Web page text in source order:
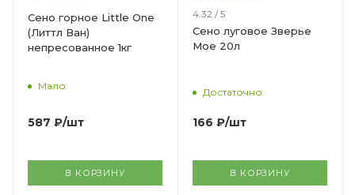
Сено горное Little One
(Литтл Ван)
непресованное 1кг
Мало
587 ₽/шт
В КОРЗИНУ
4.32 / 5
Сено луговое Зверье
Мое 20л
Достаточно
166 ₽/шт
В КОРЗИНУ